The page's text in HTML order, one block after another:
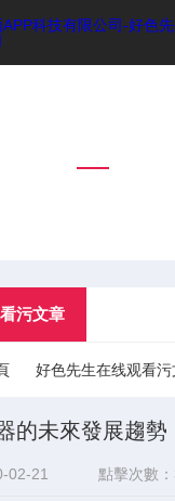
污文章
好色先生在线观看污
的未來發展趨勢
02-21 點擊次數